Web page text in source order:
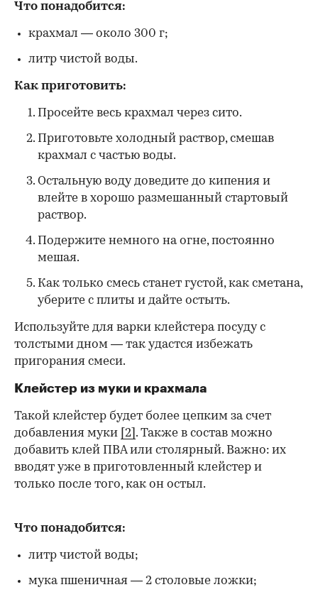
Что понадобится:
крахмал — около 300 г;
литр чистой воды.
Как приготовить:
Просейте весь крахмал через сито.
Приготовьте холодный раствор, смешав
крахмал с частью воды.
Остальную воду доведите до кипения и
влейте в хорошо размешанный стартовый
раствор.
Подержите немного на огне, постоянно
мешая.
Как только смесь станет густой, как сметана,
уберите с плиты и дайте остыть.
Используйте для варки клейстера посуду с
толстыми дном — так удастся избежать
пригорания смеси.
Клейстер из муки и крахмала
Такой клейстер будет более цепким за счет
добавления муки [2] . Также в состав можно
добавить клей ПВА или столярный. Важно: их
вводят уже в приготовленный клейстер и
только после того, как он остыл.
Что понадобится:
литр чистой воды;
мука пшеничная — 2 столовые ложки;